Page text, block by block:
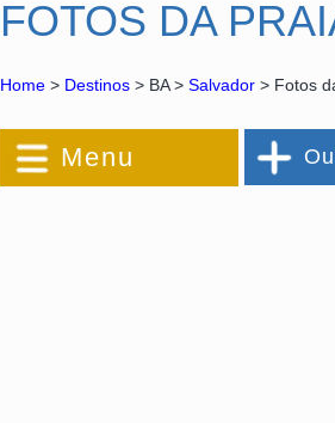
FOTOS DA
Home > Destinos > BA > Salvador > Fotos
Menu